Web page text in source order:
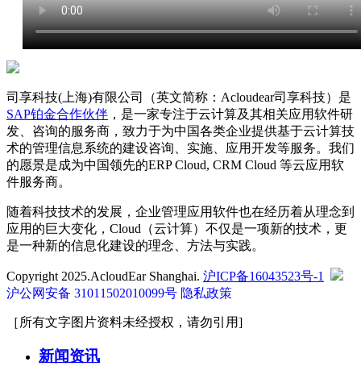
司享科技(上海)有限公司（英文简称：Acloudear司享科技）是
SAP铂金合作伙伴 ，是一家专注于云计算及其相关应用软件研
发、咨询的服务商，致力于为中国各类企业提供基于云计算技
术的管理信息系统的建设咨询、实施、应用开发等服务。我们
的愿景是成为中国领先的ERP Cloud, CRM Cloud 等云应用软
件服务商。
随着科技技术的发展，企业管理应用软件也在经历着从理念到
应用的巨大变化，Cloud（云计算）不仅是一项新的技术，更
是一种新的信息化建设的理念、方法与实践。
Copyright 2025.AcloudEar Shanghai. 沪ICP备16043523号-1
沪公网安备 31011502010099号 隐私政策
［所有文字图片资料未经授权，请勿引用]
新闻资讯